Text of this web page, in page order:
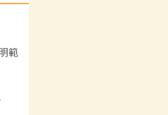
範